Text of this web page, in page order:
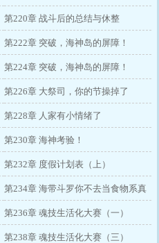
第220章 战斗后的总结与休整
第222章 突破，海神岛的屏障！
（一）
第224章 突破，海神岛的屏障！
（三）
第226章 大祭司，你的节操掉了
第228章 人家有小情绪了
第230章 海神考验！
第232章 度假计划表（上）
第234章 海带斗罗你不去当食物系真
是太浪费了
第236章 魂技生活化大赛（一）
第238章 魂技生活化大赛（三）